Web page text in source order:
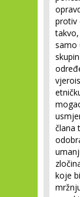
protiv
samo
člana
koje